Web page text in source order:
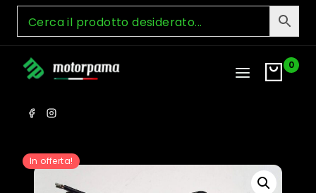
Skip
content
0
In offerta!